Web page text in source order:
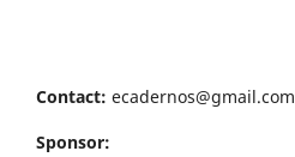
Contact: ecadernos@gmail.com
Sponsor: